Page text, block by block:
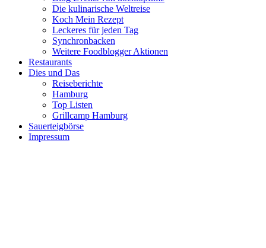
Die kulinarische Weltreise
Koch Mein Rezept
Leckeres für jeden Tag
Synchronbacken
Weitere Foodblogger Aktionen
Restaurants
Dies und Das
Reiseberichte
Hamburg
Top Listen
Grillcamp Hamburg
Sauerteigbörse
Impressum